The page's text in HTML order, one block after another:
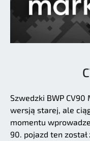
Szwedzki BWP
wersją starej, ale
momentu
90. pojazd ten